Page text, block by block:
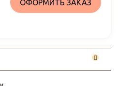
ОФОРМИТЬ ЗАКАЗ